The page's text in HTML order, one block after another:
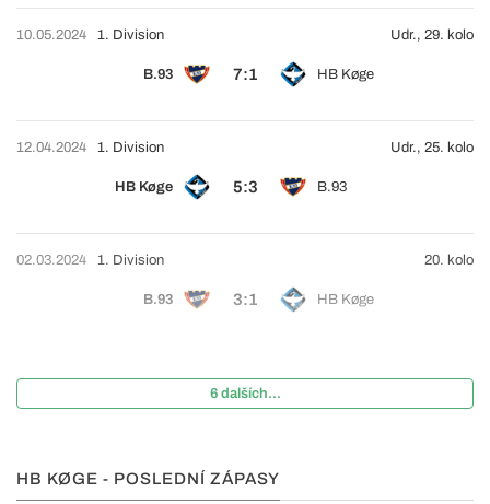
10.05.2024
B.93 7:1 HB Køge
1. Division Udr., 29. kolo
12.04.2024
HB Køge 5:3 B.93
1. Division Udr., 25. kolo
02.03.2024
B.93 3:1 HB Køge
1. Division 20. kolo
6 dalších...
HB KØGE - POSLEDNÍ ZÁPASY